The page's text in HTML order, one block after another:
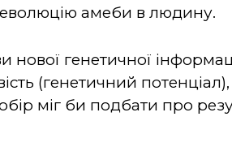
амеби в людину.
генетичної
(генетичний
міг би подбати про